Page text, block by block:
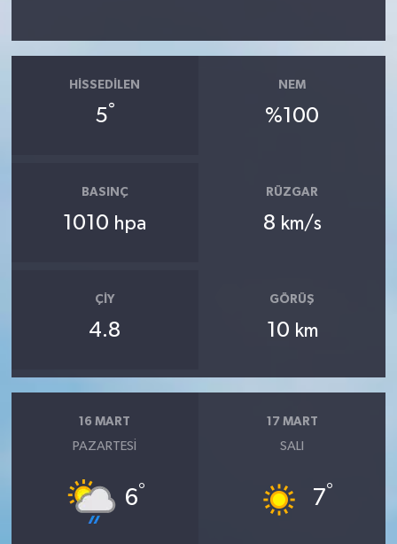
HISSEDILEN
5°
NEM
%100
BASINÇ
1010 hpa
RÜZGAR
8 km/s
ÇIY
4.8
GÖRÜŞ
10 km
16 MART
PAZARTESI
6°
17 MART
SALI
7°